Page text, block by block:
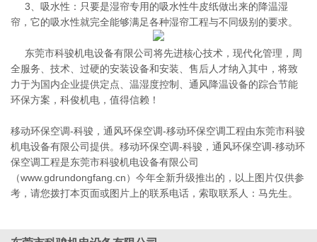
3、吸水性：只要是湿帘专用的吸水性牛皮纸做出来的降温湿
帘，它的吸水性就完全能够满足各种湿帘工程与不同级别的要求。
东莞市科骏机电设备有限公司将先进核心技术，现代化管理，周
全服务、技术、过硬的安装设备和安装、售后人才纳入其中，将致
力于为国内企业提供定点、温湿度控制、通风降温设备的踪合节能
环保方案，科俊机电，值得信赖！
移动环保空调-科骏，通风环保空调-移动环保空调工程由东莞市科骏
机电设备有限公司提供。移动环保空调-科骏，通风环保空调-移动环
保空调工程是东莞市科骏机电设备有限公司
（www.gdrundongfang.cn）今年全新升级推出的，以上图片仅供参
考，请您拨打本页面或图片上的联系电话，索取联系人：马先生。